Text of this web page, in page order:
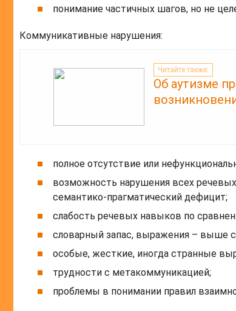
понимание частичных шагов, но не
Коммуникативные нарушения:
Читайте также:
Об аутизме
полное отсутствие или
возможность нарушения всех
семантико-прагматический дефицит;
слабость речевых навыков по
словарный запас, выражения – выше
особые, жесткие, иногда странные
трудности с метакоммуникацией;
проблемы в понимании правил